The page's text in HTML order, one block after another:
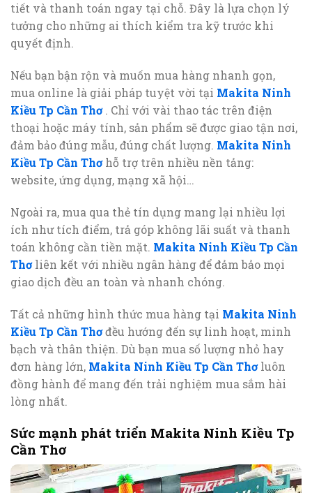
tiết và thanh toán ngay tại chỗ. Đây là lựa chọn lý
tưởng cho những ai thích kiểm tra kỹ trước khi
quyết định.
Nếu bạn bận rộn và muốn mua hàng nhanh gọn,
mua online là giải pháp tuyệt vời tại Makita Ninh
Kiều Tp Cần Thơ. Chỉ với vài thao tác trên điện
thoại hoặc máy tính, sản phẩm sẽ được giao tận nơi,
đảm bảo đúng mẫu, đúng chất lượng. Makita Ninh
Kiều Tp Cần Thơhỗ trợ trên nhiều nền tảng:
website, ứng dụng, mạng xã hội…
Ngoài ra, mua qua thẻ tín dụng mang lại nhiều lợi
ích như tích điểm, trả góp không lãi suất và thanh
toán không cần tiền mặt. Makita Ninh Kiều Tp Cần
Thơliên kết với nhiều ngân hàng để đảm bảo mọi
giao dịch đều an toàn và nhanh chóng.
Tất cả những hình thức mua hàng tại Makita Ninh
Kiều Tp Cần Thơđều hướng đến sự linh hoạt, minh
bạch và thân thiện. Dù bạn mua số lượng nhỏ hay
đơn hàng lớn, Makita Ninh Kiều Tp Cần Thơluôn
đồng hành để mang đến trải nghiệm mua sắm hài
lòng nhất.
Sức mạnh phát triển Makita Ninh Kiều Tp
Cần Thơ